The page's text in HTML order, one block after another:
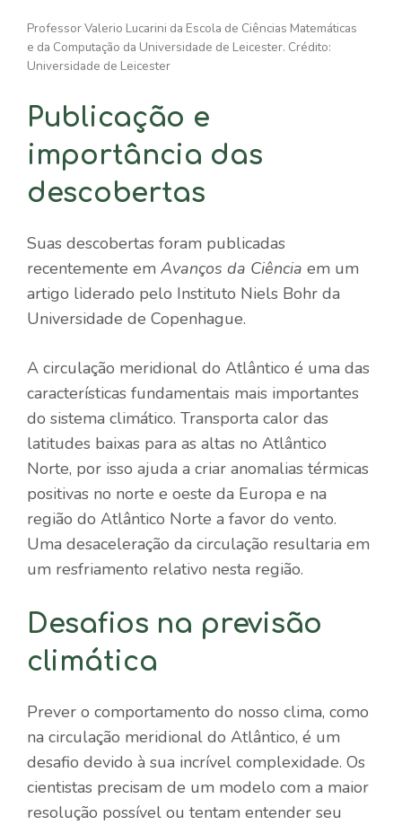
Professor Valerio Lucarini da Escola de Ciências Matemáticas
e da Computação da Universidade de Leicester. Crédito:
Universidade de Leicester
Publicação e
importância das
descobertas
Suas descobertas foram publicadas
recentemente em Avanços da Ciência em um
artigo liderado pelo Instituto Niels Bohr da
Universidade de Copenhague.
A circulação meridional do Atlântico é uma das
características fundamentais mais importantes
do sistema climático. Transporta calor das
latitudes baixas para as altas no Atlântico
Norte, por isso ajuda a criar anomalias térmicas
positivas no norte e oeste da Europa e na
região do Atlântico Norte a favor do vento.
Uma desaceleração da circulação resultaria em
um resfriamento relativo nesta região.
Desafios na previsão
climática
Prever o comportamento do nosso clima, como
na circulação meridional do Atlântico, é um
desafio devido à sua incrível complexidade. Os
cientistas precisam de um modelo com a maior
resolução possível ou tentam entender seu